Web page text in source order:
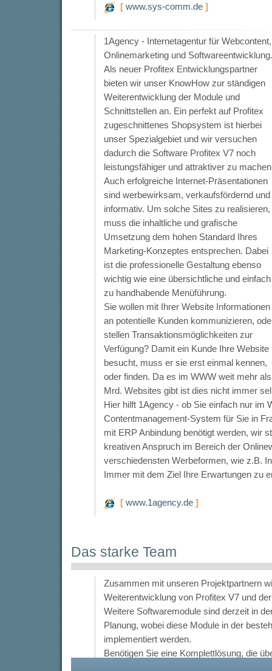
[ www.sys-comm.de ]
1Agency - Internetagentur für Webcontent,
Onlinemarketing und Softwareentwicklung.
Als neuer Profitex Entwicklungspartner
bieten wir unser KnowHow zur ständigen
Weiterentwicklung der Module und
Schnittstellen an. Ein perfekt auf Profitex
zugeschnittenes Shopsystem ist hierbei
unser Spezialgebiet und wir versuchen
dadurch die Software Profitex V7 noch
leistungsfähiger und attraktiver zu
Auch erfolgreiche Internet-Präsentationen
sind werbewirksam, verkaufsfördernd und
informativ. Um solche Sites zu realisieren,
muss die inhaltliche und grafische
Umsetzung dem hohen Standard Ihres
Marketing-Konzeptes entsprechen. Dabei
ist die professionelle Gestaltung ebenso
wichtig wie eine übersichtliche und einfach
zu handhabende Menüführung.
Sie wollen mit Ihrer Website Informationen
an potentielle Kunden kommunizieren,
stellen Transaktionsmöglichkeiten zur
Verfügung? Damit ein Kunde Ihre Website
besucht, muss er sie erst einmal kennen,
oder finden. Da es im WWW weit mehr
Mrd. Websites gibt ist dies nicht immer
Hier hilft 1Agency - ob Sie einfach nur im
Contentmanagement-System für Sie in
mit ERP Anbindung benötigt werden, wir
kreativen Anspruch im Bereich der
verschiedensten Werbeformen, wie z.B.
Immer mit dem Ziel Ihre Erwartungen zu
[ www.1agency.de ]
Das starke Team
Zusammen mit unseren Projektpartnern
Weiterentwicklung von Profitex V7 und
Weitere Softwaremodule sind derzeit in
Planung, wobei diese Module in der
implementiert werden.
Benötigen Sie eine Komplettlösung, die